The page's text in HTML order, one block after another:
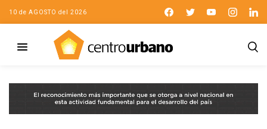
10 de AGOSTO del 2026